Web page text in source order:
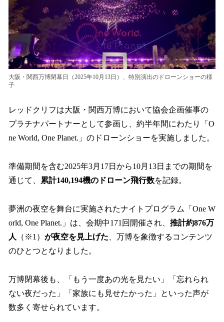
大阪・関西万博閉幕日（2025年10月13日）、特別演出のドローンショーの様
子
レッドクリフは大阪・関西万博において協会企画催事の
プラチナパートナーとして参画し、約半年間にわたり「O
ne World, One Planet.」のドローンショーを実施しました。
準備期間を含む2025年3月17日から10月13日までの期間を
通じて、
累計140,194機のドローン飛行数を記録。
夢洲の夜空を舞台に実施されたナイトプログラム「One W
orld, One Planet.」は、会期中171回開催され、 推計約876万
人
（※1） が夜空を見上げた 、万博を象徴するコンテンツ
のひとつとなりました。
万博閉幕後も、「もう一度あの光を見たい」「忘れられ
ない夜だった」「家族にも見せたかった」といった声が
数多く寄せられています。